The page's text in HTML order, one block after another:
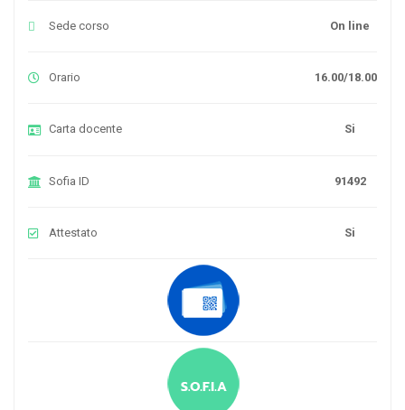
Sede corso On line
Orario 16.00/18.00
Carta docente Si
Sofia ID 91492
Attestato Si